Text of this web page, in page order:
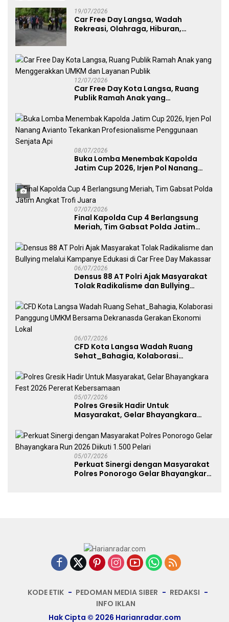
19/07/2026
Car Free Day Langsa, Wadah
Rekreasi, Olahraga, Hiburan,
12/07/2026
Car Free Day Kota Langsa, Ruang
Publik Ramah Anak yang
Publik
08/07/2026
Buka Lomba Menembak Kapolda
Jatim Cup 2026, Irjen Pol Nanang
Penggunaan Senjata Api
07/07/2026
Final Kapolda Cup 4 Berlangsung
Meriah, Tim Gabsat Polda Jatim
06/07/2026
Densus 88 AT Polri Ajak Masyarakat
Tolak Radikalisme dan Bullying
Free Day Makassar
06/07/2026
CFD Kota Langsa Wadah Ruang
Sehat_Bahagia, Kolaborasi
Dekranasda Gerakan Ekonomi Lokal
05/07/2026
Polres Gresik Hadir Untuk
Masyarakat, Gelar Bhayangkara
05/07/2026
Perkuat Sinergi dengan Masyarakat
Polres Ponorogo Gelar Bhayangkara
KODE ETIK PEDOMAN MEDIA SIBER
REDAKSI
INFO IKLAN
Hak Cipta © 2026 Harianradar.com